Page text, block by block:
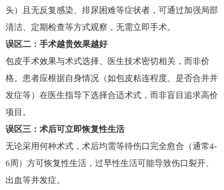
头）且无反复感染、排尿困难等症状者，可通过加强局部
清洁、定期检查等方式观察，无需立即手术。
误区二：手术越贵效果越好
包皮手术效果与术式选择、医生技术密切相关，而非价
格。患者应根据自身情况（如包皮粘连程度、是否合并并
发症等）在医生指导下选择合适术式，而非盲目追求高价
项目。
误区三：术后可立即恢复性生活
无论采用何种术式，术后均需等待伤口完全愈合（通常4-
6周）方可恢复性生活，过早性生活可能导致伤口裂开、
出血等并发症。